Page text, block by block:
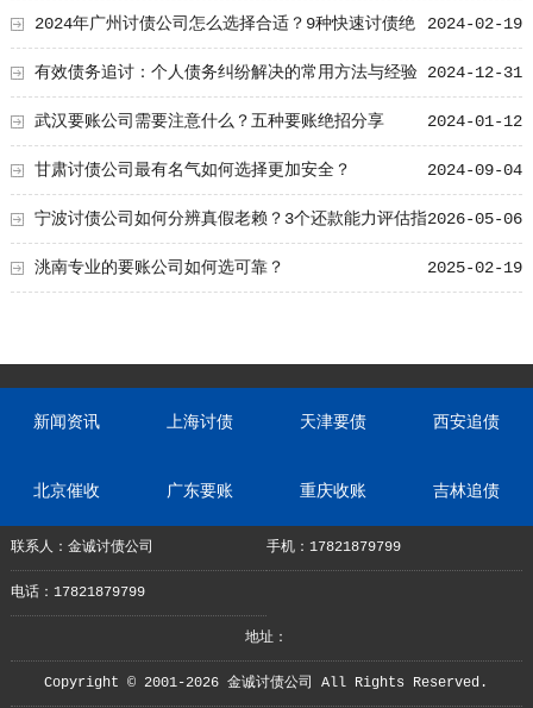
2024-02-19
2024年广州讨债公司怎么选择合适？9种快速讨债绝
招 2024-12-31
有效债务追讨：个人债务纠纷解决的常用方法与经验
分享 2024-01-12
武汉要账公司需要注意什么？五种要账绝招分享
2024-09-04
甘肃讨债公司最有名气如何选择更加安全？
2026-05-06
宁波讨债公司如何分辨真假老赖？3个还款能力评估指
标 2025-02-19
洮南专业的要账公司如何选可靠？
新闻资讯 上海讨债 天津要债 西安追债
北京催收 广东要账 重庆收账 吉林追债
联系人：金诚讨债公司 手机：17821879799
电话：17821879799
地址：
Copyright © 2001-2026 金诚讨债公司 All Rights Reserved.